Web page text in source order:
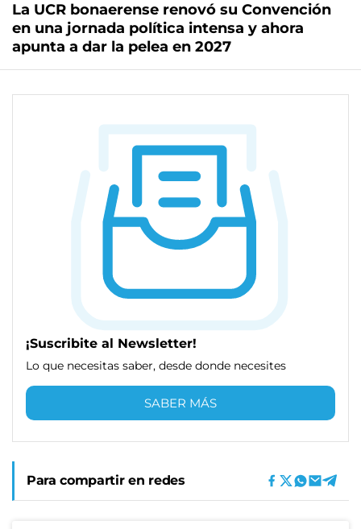
La UCR bonaerense renovó su Convención
en una jornada política intensa y ahora
apunta a dar la pelea en 2027
¡Suscribite al Newsletter!
Lo que necesitas saber, desde donde necesites
SABER MÁS
Para compartir en redes